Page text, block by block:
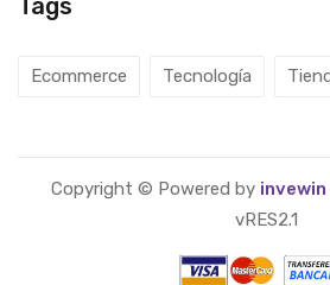
Tags
Ecommerce Tecnología
Copyright © Powered by invewin
vRES2.1